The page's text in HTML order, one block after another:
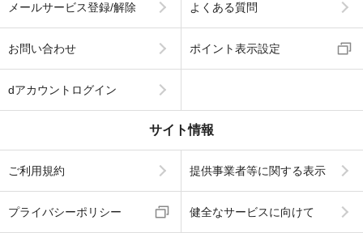
メールサービス登録/解除 よくある質問
お問い合わせ ポイント表示設定
dアカウントログイン
サイト情報
ご利用規約 提供事業者等に関する表示
プライバシーポリシー 健全なサービスに向けて